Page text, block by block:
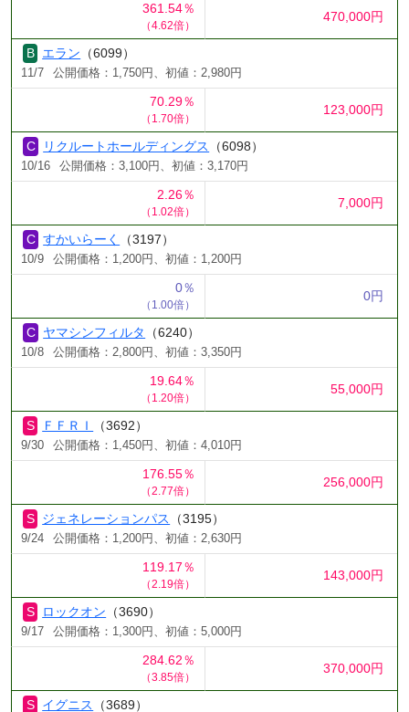
361.54％
（4.62倍）
470,000円
エラン （6099）
11/7 公開価格：1,750円、初値：2,980円
70.29％
（1.70倍）
123,000円
リクルートホールディングス （6098）
10/16 公開価格：3,100円、初値：3,170円
2.26％
（1.02倍）
7,000円
すかいらーく （3197）
10/9 公開価格：1,200円、初値：1,200円
0％
（1.00倍）
0円
ヤマシンフィルタ （6240）
10/8 公開価格：2,800円、初値：3,350円
19.64％
（1.20倍）
55,000円
ＦＦＲＩ （3692）
9/30 公開価格：1,450円、初値：4,010円
176.55％
（2.77倍）
256,000円
ジェネレーションパス （3195）
9/24 公開価格：1,200円、初値：2,630円
119.17％
（2.19倍）
143,000円
ロックオン （3690）
9/17 公開価格：1,300円、初値：5,000円
284.62％
（3.85倍）
370,000円
イグニス （3689）